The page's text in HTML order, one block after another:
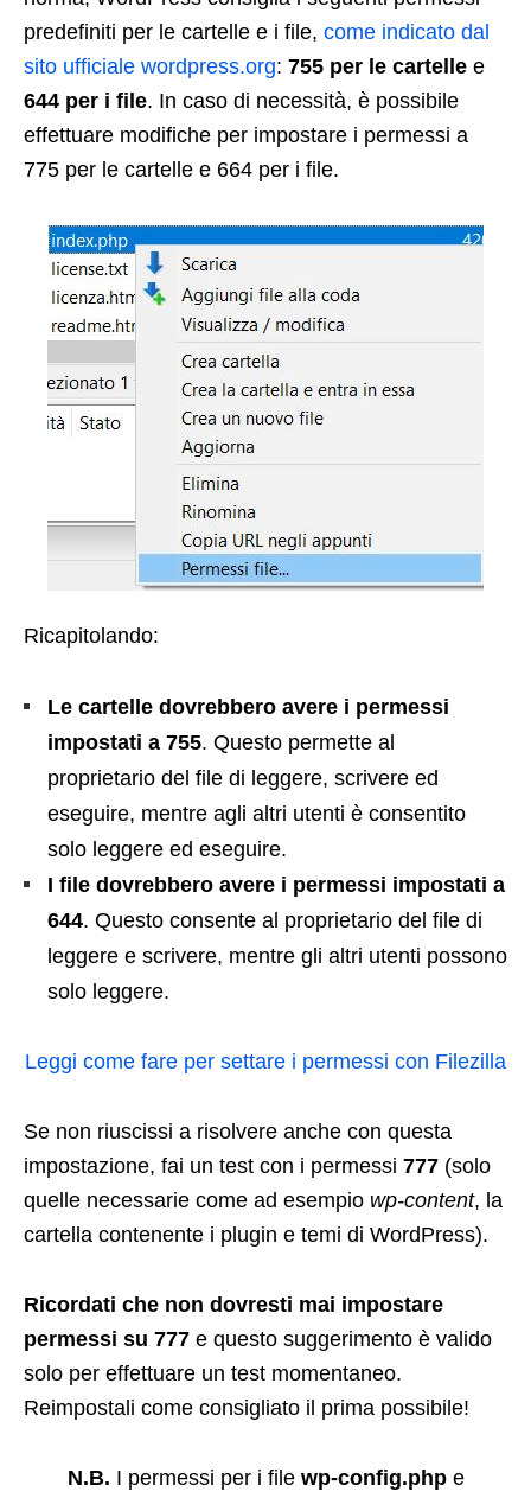
predefiniti per le cartelle e i file, come indicato dal
sito ufficiale wordpress.org: 755 per le cartelle e
644 per i file. In caso di necessità, è possibile
effettuare modifiche per impostare i permessi a
775 per le cartelle e 664 per i file.
Ricapitolando:
Le cartelle dovrebbero avere i permessi
impostati a 755. Questo permette al
proprietario del file di leggere, scrivere ed
eseguire, mentre agli altri utenti è consentito
solo leggere ed eseguire.
I file dovrebbero avere i permessi impostati a
644. Questo consente al proprietario del file di
leggere e scrivere, mentre gli altri utenti possono
solo leggere.
Leggi come fare per settare i permessi con Filezilla
Se non riuscissi a risolvere anche con questa
impostazione, fai un test con i permessi 777 (solo
quelle necessarie come ad esempio wp-content, la
cartella contenente i plugin e temi di WordPress).
Ricordati che non dovresti mai impostare
permessi su 777 e questo suggerimento è valido
solo per effettuare un test momentaneo.
Reimpostali come consigliato il prima possibile!
N.B. I permessi per i file wp-config.php e